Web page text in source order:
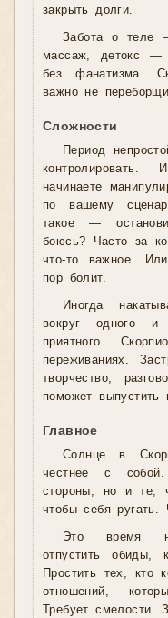
закрыть долги.
Забота о теле
массаж, детокс —
без фанатизма.
важно не
Сложности
Период
начинаете
по вашему
такое —
боюсь? Часто за
что-то важное.
пор болит.
Иногда
вокруг одного
приятного.
переживаниях.
творчество,
поможет выпустить
Главное
Солнце в
честнее с
стороны, но и те,
чтобы себя ругать.
Это время
отпустить обиды,
Простить тех, кто
отношений,
Требует